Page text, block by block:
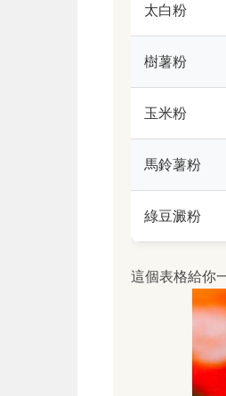
太白粉
樹薯粉
玉米粉
馬鈴薯粉
綠豆澱粉
這個表格給你